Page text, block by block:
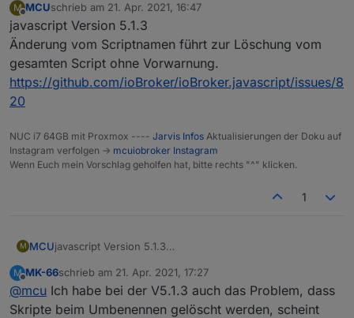
M
Offline
MCUschrieb am 21. Apr. 2021, 16:47
zuletzt editiert von
javascript Version 5.1.3
Änderung vom Scriptnamen führt zur Löschung vom
gesamten Script ohne Vorwarnung.
https://github.com/ioBroker/ioBroker.javascript/issues/8
20
NUC i7 64GB mit Proxmox ---- Jarvis Infos Aktualisierungen der Doku auf
Instagram verfolgen -> mcuiobroker Instagram
Wenn Euch mein Vorschlag geholfen hat, bitte rechts "^" klicken.
1
M MCUjavascript Version 5.1.3
gesamten Script ohne Vorwarnung.
https://github.com/ioBroker/ioBroker.javascript/issues/82
0
M
Offline
MK-66schrieb am 21. Apr. 2021, 17:27
zuletzt editiert von
@mcu Ich habe bei der V5.1.3 auch das Problem, dass
Skripte beim Umbenennen gelöscht werden, scheint